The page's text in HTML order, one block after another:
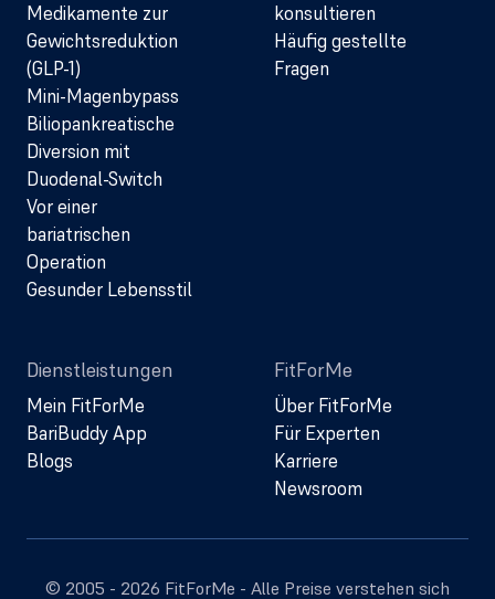
Medikamente zur
Gewichtsreduktion
(GLP-1)
Mini-Magenbypass
Biliopankreatische
Diversion mit
Duodenal-Switch
Vor einer
bariatrischen
Operation
Gesunder Lebensstil
konsultieren
Häufig gestellte
Fragen
Dienstleistungen
Mein FitForMe
BariBuddy App
Blogs
FitForMe
Über FitForMe
Für Experten
Karriere
Newsroom
© 2005 - 2026 FitForMe - Alle Preise verstehen sich